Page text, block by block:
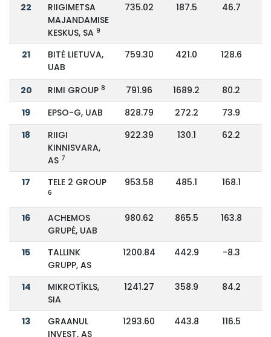
22
RIIGIMETSA
MAJANDAMISE
KESKUS, SA 9
735.02 187.5 46.7
21
BITĖ LIETUVA,
UAB
759.30 421.0 128.6
20 RIMI GROUP 8 791.96 1689.2
80.2
19
EPSO-G, UAB 828.79 272.2
73.9
18
RIIGI
KINNISVARA,
AS 7
922.39 130.1 62.2
17 TELE 2 GROUP
6
953.58 485.1 168.1
16
ACHEMOS
GRUPĖ, UAB
980.62 865.5 163.8
15
TALLINK
GRUPP, AS
1200.84 442.9 -8.3
14
MIKROTĪKLS,
SIA
1241.27 358.9 84.2
13
GRAANUL
INVEST, AS
1293.60 443.8 116.5